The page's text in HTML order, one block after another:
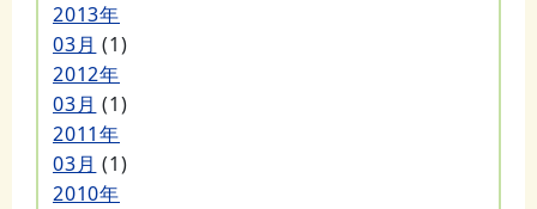
2013年
03月 (1)
2012年
03月 (1)
2011年
03月 (1)
2010年